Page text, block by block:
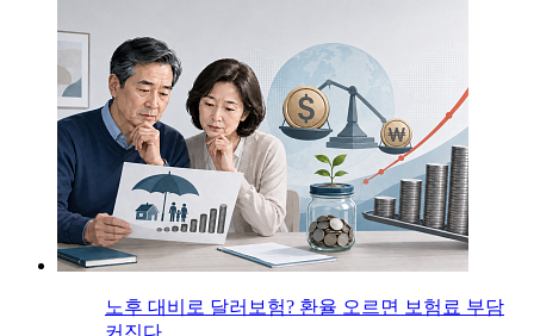
노후 대비로 달러보험? 환율 오르면 보험료 부담